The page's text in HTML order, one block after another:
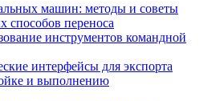
машин: методы и советы
способов переноса
инструментов командной
интерфейсы для экспорта
и выполнению